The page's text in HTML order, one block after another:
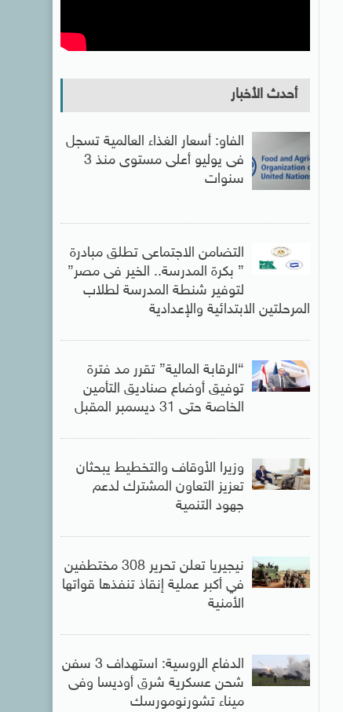
أحدث الأخبار
الفاو: أسعار الغذاء العالمية تسجل
فى يوليو أعلى مستوى منذ 3
سنوات
التضامن الاجتماعى تطلق مبادرة
” بكرة المدرسة.. الخير فى مصر”
لتوفير شنطة المدرسة لطلاب
المرحلتين الابتدائية والإعدادية
“الرقابة المالية” تقرر مد فترة
توفيق أوضاع صناديق التأمين
الخاصة حتى 31 ديسمبر المقبل
وزيرا الأوقاف والتخطيط يبحثان
تعزيز التعاون المشترك لدعم
جهود التنمية
نيجيريا تعلن تحرير 308 مختطفين
في أكبر عملية إنقاذ تنفذها قواتها
الأمنية
الدفاع الروسية: استهداف 3 سفن
شحن عسكرية شرق أوديسا وفى
ميناء تشورنومورسك